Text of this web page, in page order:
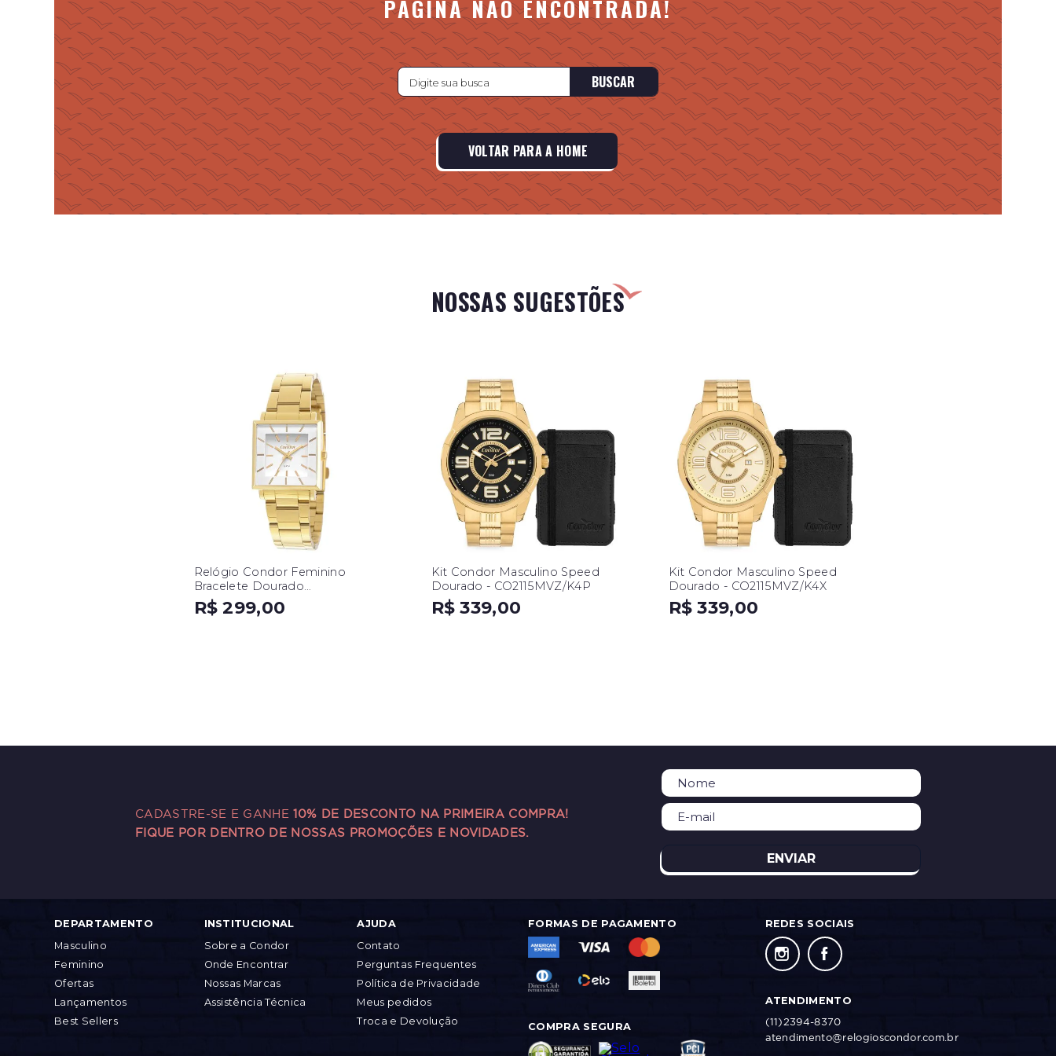
PÁGINA NÃO ENCONTRADA!
BUSCAR
VOLTAR PARA A HOME
NOSSAS SUGESTÕES
Relógio Condor Feminino
Bracelete Dourado
CO2035EXM/K4B
R$ 299,00
Kit Condor Masculino Speed
Dourado - CO2115MVZ/K4P
R$ 339,00
Kit Condor Masculino Speed
Dourado - CO2115MVZ/K4X
R$ 339,00
CADASTRE-SE E GANHE10% DE DESCONTO NA PRIMEIRA COMPRA!
FIQUE POR DENTRO DE NOSSAS PROMOÇÕES E NOVIDADES.
ENVIAR
DEPARTAMENTO
Masculino
Feminino
Ofertas
Lançamentos
Best Sellers
INSTITUCIONAL
Sobre a Condor
Onde Encontrar
Nossas Marcas
Assistência Técnica
AJUDA
Contato
Perguntas Frequentes
Política de Privacidade
Meus pedidos
Troca e Devolução
FORMAS DE PAGAMENTO
COMPRA SEGURA
REDES SOCIAIS
ATENDIMENTO
(11)2394-8370
atendimento@relogioscondor.com.br